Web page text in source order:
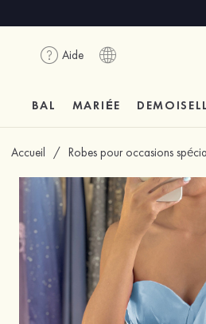
Aide
BAL MARIÉE
Accueil / Robes pour occasions